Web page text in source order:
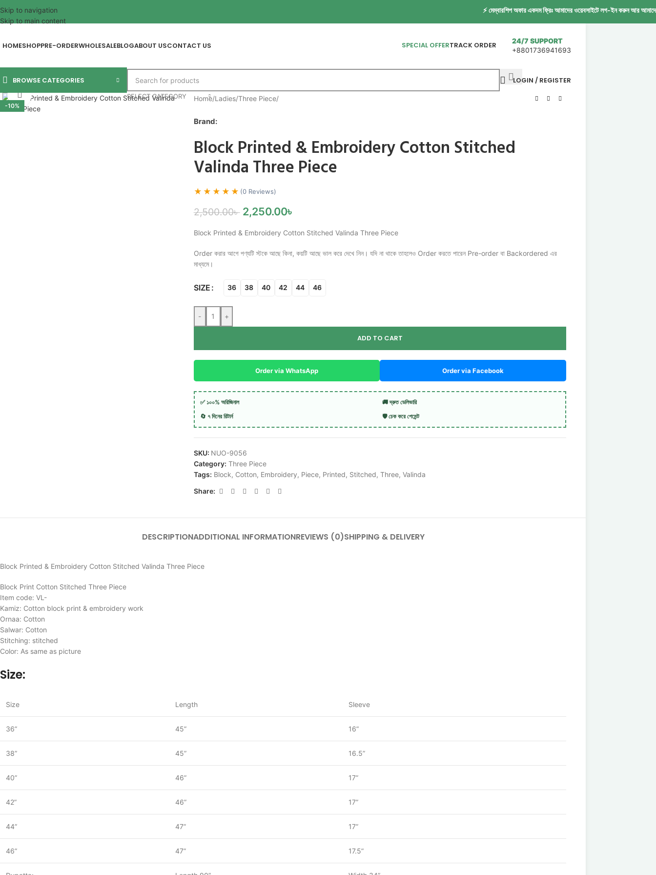
⚡ মেম্বারশিপ অফার একদম ফ্রিঃ আমাদের ওয়েবসাইটে লগ-ইন করুন আর আমাদের
Skip to navigation
Skip to main content
HOMESHOPPRE-ORDERWHOLESALEBLOGABOUT USCONTACT US SPECIAL OFFERTRACK ORDER
24/7 SUPPORT
+8801736941693
BROWSE CATEGORIES
SELECT CATEGORY
LOGIN / REGISTER
-10%
Click to enlarge Home/Ladies/Three Piece/
Block Printed & Embroidery Cotton Stitched
Valinda Three Piece
★★★★★ (0 Reviews)
2,500.00৳ 2,250.00৳
Block Printed & Embroidery Cotton Stitched Valinda Three Piece
Order করার আগে পণ্যটি স্টকে আছে কিনা, কয়টি আছে ভাল করে দেখে নিন। যদি না থাকে তাহলেও Order করতে পারেন Pre-order বা Backordered এর
মাধ্যমে।
SIZE 36 38 40 42 44 46
- +
ADD TO CART
Order via WhatsApp Order via Facebook
✅ ১০০% অরিজিনাল
🚚 দ্রুত ডেলিভারি
🔄 ৭ দিনের রিটার্ন
🛡️ চেক করে পেমেন্ট
SKU: NUO-9056
Category: Three Piece
Tags: Block, Cotton, Embroidery, Piece, Printed, Stitched, Three, Valinda
Share:
DESCRIPTIONADDITIONAL INFORMATIONREVIEWS (0)SHIPPING & DELIVERY
Block Printed & Embroidery Cotton Stitched Valinda Three Piece
Block Print Cotton Stitched Three Piece
Item code: VL-
Kamiz: Cotton block print & embroidery work
Ornaa: Cotton
Salwar: Cotton
Stitching: stitched
Color: As same as picture
Size:
Size Length Sleeve
36” 45” 16”
38” 45” 16.5”
40” 46” 17”
42” 46” 17”
44” 47” 17”
46” 47” 17.5”